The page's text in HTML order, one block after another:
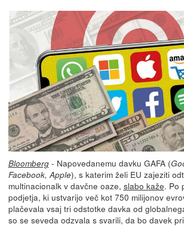
Bloomberg- Napovedanemu davku GAFA (
Facebook, Apple), s katerim želi EU zajeziti
multinacionalk v davčne oaze, slabo kaže. Po
podjetja, ki ustvarijo več kot 750 milijonov
plačevala vsaj tri odstotke davka od
so se seveda odzvala s svarili, da bo davek